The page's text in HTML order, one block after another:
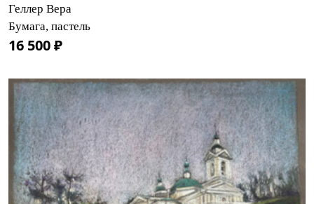
Геллер Вера
Бумага, пастель
16 500 ₽